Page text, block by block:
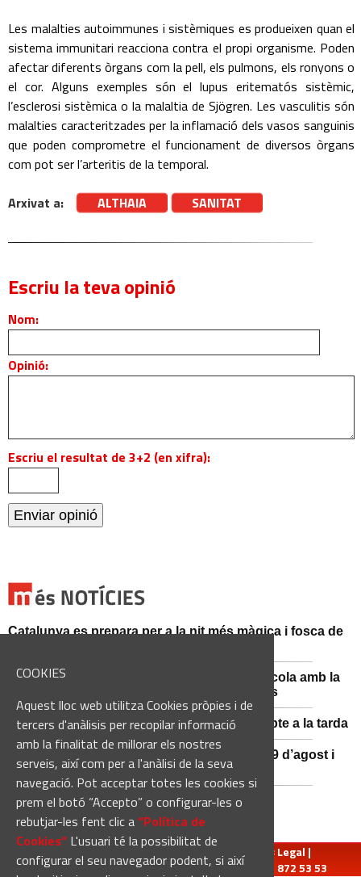
COOKIES
Aquest lloc web utilitza Cookies pròpies i de
tercers d'anàlisis per recopilar informació
amb la finalitat de millorar els nostres
serveis, així com per a l'anàlisi de la seva
navegació. Pot acceptar totes les cookies si
prem el botó “Accepto” o configurar-les o
rebutjar-les fent clic a“Política de
Cookies“ L'usuari té la possibilitat de
configurar el seu navegador podent, si així
Les malalties autoimmunes i sistèmiques es produeixen quan el
sistema immunitari reacciona contra el propi organisme. Poden
afectar diferents òrgans com la pell, els pulmons, els ronyons o
el cor. Alguns exemples són el lupus eritematós sistèmic,
l’esclerosi sistèmica o la malaltia de Sjögren. Les vasculitis són
malalties caracteritzades per la inflamació dels vasos sanguinis
que poden comprometre el funcionament de diversos òrgans
com pot ser l’arteritis de la temporal.
Arxivat a:
ALTHAIA SANITAT
Escriu la teva opinió
Nom:
Opinió:
Escriu el resultat de 3+2 (en xifra):
Catalunya es prepara per a la nit més màgica i fosca de
Sant Fruitós posa en valor el patrimoni agrícola amb la
restauració i exposició de peces històriques
Es manté la previsió de pluges fortes dissabte a la tarda
El 3x3 de bàsquet de Solsona s’avança al 29 d’agost i
estrena premis en metàl·lic
redaccio@manresadiari.cat Qui som Avís Legal |
Pompeu Fabra, 7-13, 08240-Manresa | Tel.: 93 872 53 53